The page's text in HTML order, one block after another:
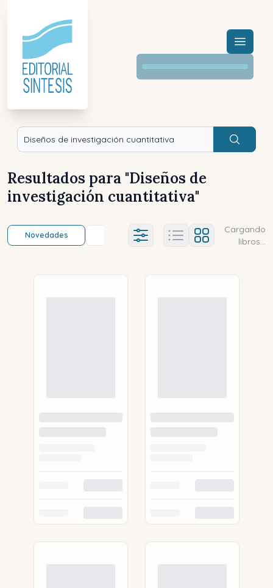
Menú
Buscar
Resultados para "Diseños de
investigación cuantitativa"
Novedades Título (a-z) Título (z-a)
Ajustes abierto
Cargando
libros...